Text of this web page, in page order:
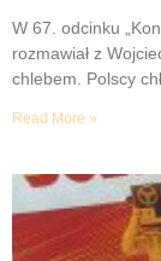
W 67. odcinku
rozmawiał z
chlebem. Polscy
Read More »